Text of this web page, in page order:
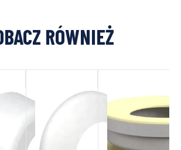
RÓWNIEŻ